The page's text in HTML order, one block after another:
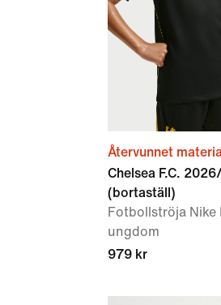
Återvunnet
Chelsea F.C.
(bortaställ)
Fotbollströja Nike
ungdom
979 kr